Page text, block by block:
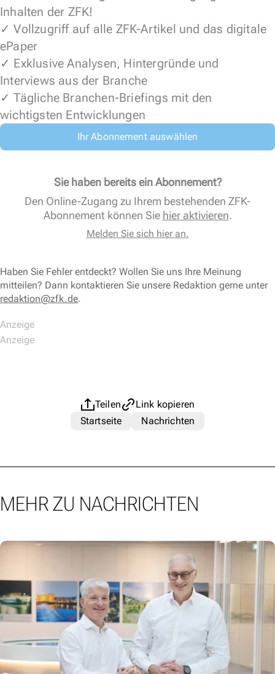
Inhalten der ZFK!
✓ Vollzugriff auf alle ZFK-Artikel und das digitale
ePaper
✓ Exklusive Analysen, Hintergründe und
Interviews aus der Branche
✓ Tägliche Branchen-Briefings mit den
wichtigsten Entwicklungen
Ihr Abonnement auswählen
Sie haben bereits ein Abonnement?
Den Online-Zugang zu Ihrem bestehenden ZFK-
Abonnement können Sie hier aktivieren.
Melden Sie sich hier an.
Haben Sie Fehler entdeckt? Wollen Sie uns Ihre Meinung
mitteilen? Dann kontaktieren Sie unsere Redaktion gerne unter
redaktion@zfk.de.
Teilen
Link kopieren
Startseite
Nachrichten
MEHR ZU NACHRICHTEN